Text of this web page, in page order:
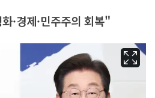
·경제·민주주의 회복"